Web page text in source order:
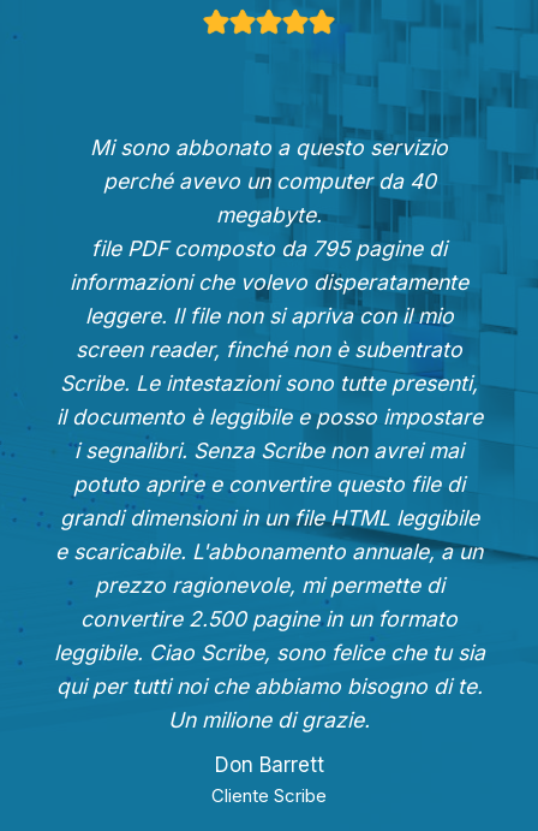
Mi sono abbonato a questo servizio
perché avevo un computer da 40
megabyte.
file PDF composto da 795 pagine di
informazioni che volevo disperatamente
leggere. Il file non si apriva con il mio
screen reader, finché non è subentrato
Scribe. Le intestazioni sono tutte presenti,
il documento è leggibile e posso impostare
i segnalibri. Senza Scribe non avrei mai
potuto aprire e convertire questo file di
grandi dimensioni in un file HTML leggibile
e scaricabile. L'abbonamento annuale, a un
prezzo ragionevole, mi permette di
convertire 2.500 pagine in un formato
leggibile. Ciao Scribe, sono felice che tu sia
qui per tutti noi che abbiamo bisogno di te.
Un milione di grazie.
Don Barrett
Cliente Scribe